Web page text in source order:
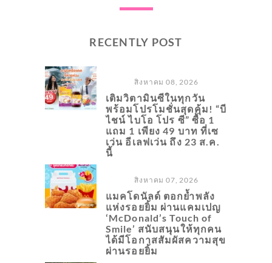
RECENTLY POST
สิงหาคม 08, 2026
เติมวิตามินซีในทุกวัน
พร้อมโปรโมชั่นสุดคุ้ม! “บี
ไชน์ ไบโอ โปร ซี” ซื้อ 1
แถม 1 เพียง 49 บาท ที่เซ
เว่น อีเลฟเว่น ถึง 23 ส.ค.
นี้
สิงหาคม 07, 2026
แมคโดนัลด์ ตอกย้ำพลัง
แห่งรอยยิ้ม ผ่านแคมเปญ
‘McDonald’s Touch of
Smile’ สนับสนุนให้ทุกคน
ได้มีโอกาสสัมผัสความสุข
ผ่านรอยยิ้ม